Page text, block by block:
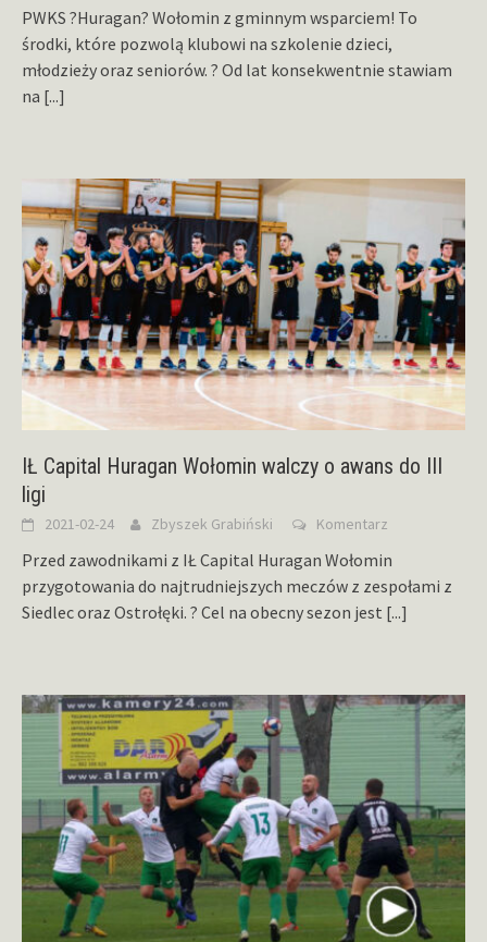
PWKS ?Huragan? Wołomin z gminnym wsparciem! To
środki, które pozwolą klubowi na szkolenie dzieci,
młodzieży oraz seniorów. ? Od lat konsekwentnie stawiam
na [...]
IŁ Capital Huragan Wołomin walczy o awans do III
ligi
2021-02-24 Zbyszek Grabiński Komentarz
Przed zawodnikami z IŁ Capital Huragan Wołomin
przygotowania do najtrudniejszych meczów z zespołami z
Siedlec oraz Ostrołęki. ? Cel na obecny sezon jest [...]